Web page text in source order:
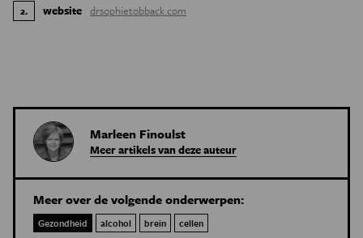
2. website drsophietobback.com
Marleen Finoulst
Meer artikels van deze auteur
Meer over de volgende onderwerpen:
Gezondheid alcohol brein cellen